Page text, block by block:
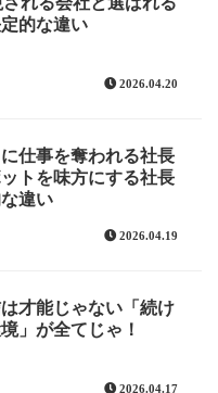
的な違い
2026.04.20
仕事を奪われる社長
トを味方にする社長
違い
2026.04.19
才能じゃない「続け
」が全てじゃ！
2026.04.17